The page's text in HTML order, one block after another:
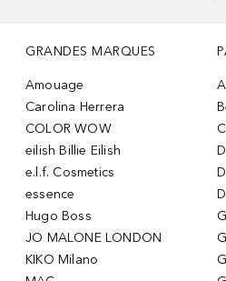
GRANDES MARQUES
Amouage
Carolina Herrera
COLOR WOW
eilish Billie Eilish
e.l.f. Cosmetics
essence
Hugo Boss
JO MALONE LONDON
KIKO Milano